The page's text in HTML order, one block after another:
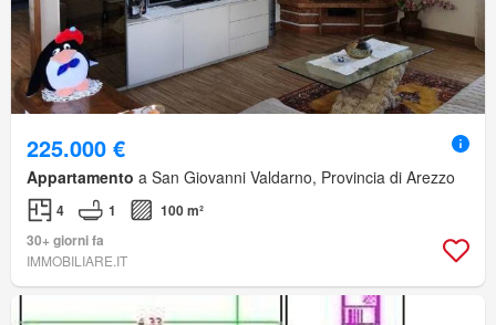
225.000 €
Appartamento a San Giovanni Valdarno, Provincia di Arezzo
4 1
100 m²
30+ giorni fa
IMMOBILIARE.IT